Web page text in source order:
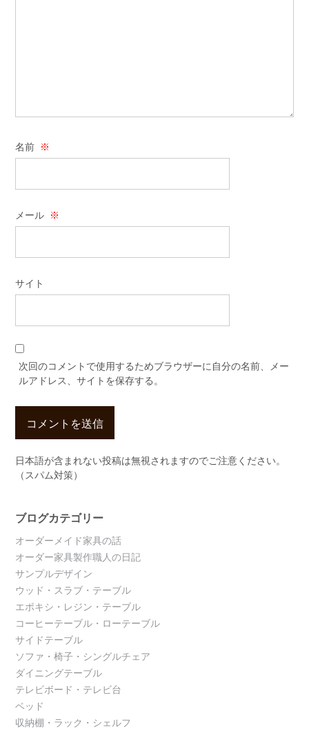
名前 ※
メール ※
サイト
次回のコメントで使用するためブラウザーに自分の名前、メー
ルアドレス、サイトを保存する。
日本語が含まれない投稿は無視されますのでご注意ください。
（スパム対策）
ブログカテゴリー
オーダーメイド家具の話
オーダー家具製作職人の日記
サンプルデザイン
ウッド・スラブ・テーブル
エポキシ・レジン・テーブル
コーヒーテーブル・ローテーブル
サイドテーブル
ソファ・椅子・シングルチェア
ダイニングテーブル
テレビボード・テレビ台
ベッド
収納棚・ラック・シェルフ